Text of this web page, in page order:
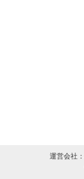
運営会社